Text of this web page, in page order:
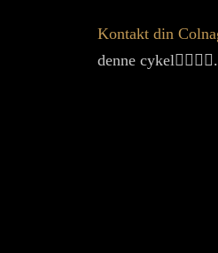
Kontakt din
denne cykel🚴‍♂️🚴‍♀️.